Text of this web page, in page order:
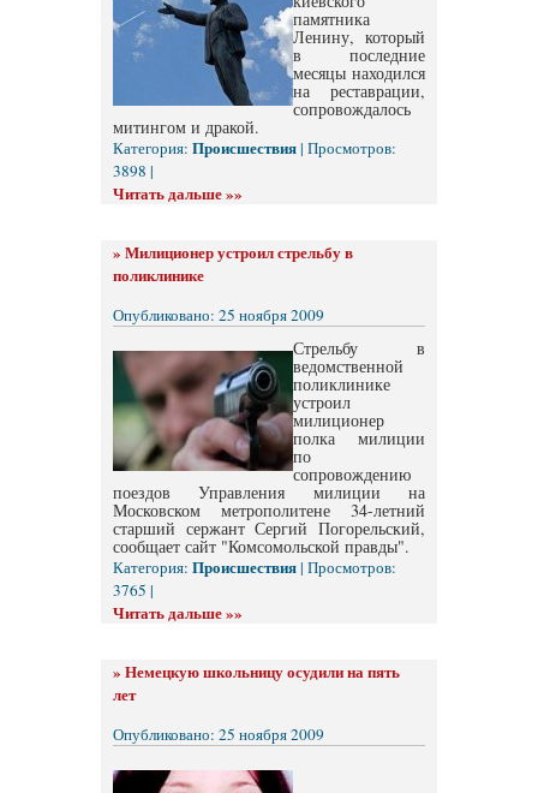
памятника
Ленину, который
в последние
месяцы находился
на реставрации,
сопровождалось
митингом и дракой.
Категория: Происшествия| Просмотров:
3898 |
Читать дальше »»
» Милиционер устроил стрельбу в
поликлинике
Опубликовано: 25 ноября 2009
Стрельбу в
ведомственной
поликлинике
устроил
милиционер
полка милиции
по
сопровождению
поездов Управления милиции на
Московском метрополитене 34-летний
старший сержант Сергий Погорельский,
сообщает сайт "Комсомольской правды".
Категория: Происшествия| Просмотров:
3765 |
Читать дальше »»
» Немецкую школьницу осудили на пять
лет
Опубликовано: 25 ноября 2009